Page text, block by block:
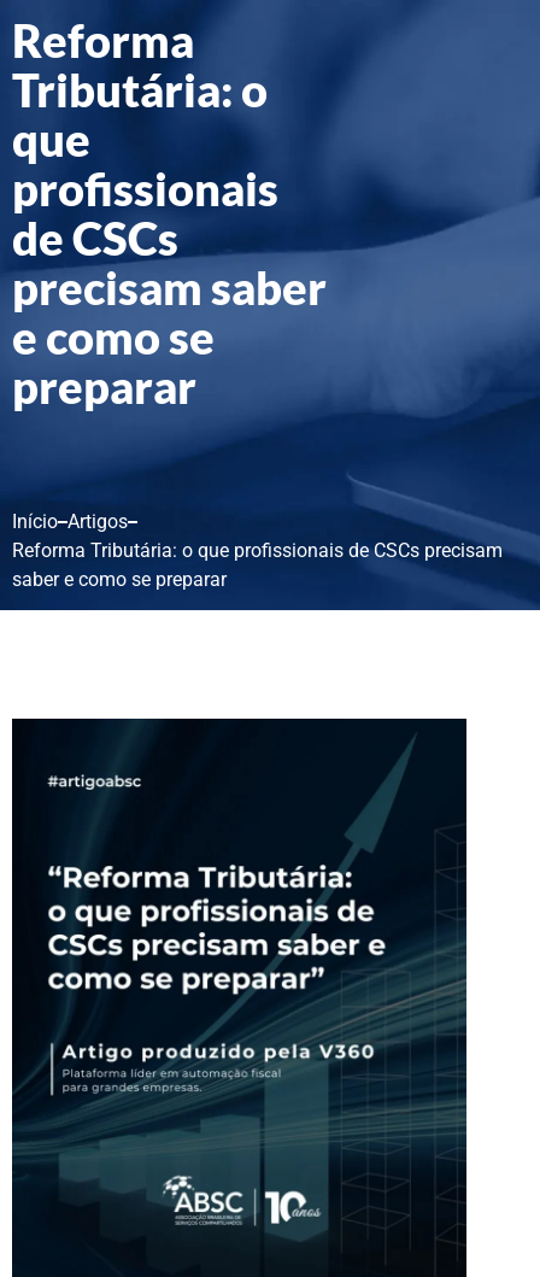
Reforma
Tributária: o
que
profissionais
de CSCs
precisam saber
e como se
preparar
Início Artigos
Reforma Tributária: o que profissionais de CSCs precisam
saber e como se preparar